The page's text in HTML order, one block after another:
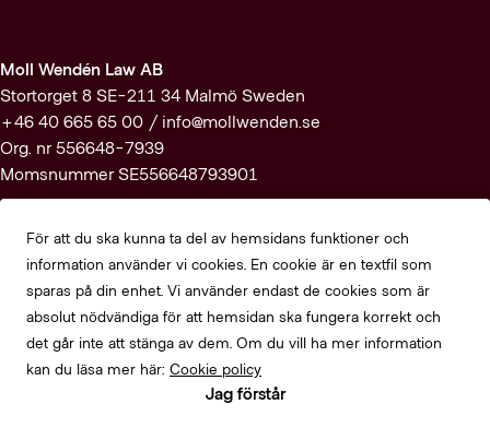
För att du ska kunna ta del av hemsidans funktioner och
information använder vi cookies. En cookie är en textfil som
sparas på din enhet. Vi använder endast de cookies som är
absolut nödvändiga för att hemsidan ska fungera korrekt och
det går inte att stänga av dem. Om du vill ha mer information
kan du läsa mer här: Cookie policy
Jag förstår
Moll Wendén Law AB
Stortorget 8 SE-211 34 Malmö Sweden
+46 40 665 65 00 / info@mollwenden.se
Org. nr 556648-7939
Momsnummer SE556648793901
Registrera dig här
Alla rättigheter förbehållna Moll Wendén Law AB